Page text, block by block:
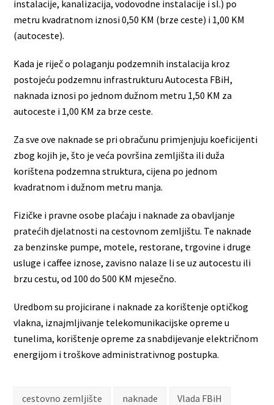
instalacije, kanalizacija, vodovodne instalacije i sl.) po
metru kvadratnom iznosi 0,50 KM (brze ceste) i 1,00 KM
(autoceste).
Kada je riječ o polaganju podzemnih instalacija kroz
postojeću podzemnu infrastrukturu Autocesta FBiH,
naknada iznosi po jednom dužnom metru 1,50 KM za
autoceste i 1,00 KM za brze ceste.
Za sve ove naknade se pri obračunu primjenjuju koeficijenti
zbog kojih je, što je veća površina zemljišta ili duža
korištena podzemna struktura, cijena po jednom
kvadratnom i dužnom metru manja.
Fizičke i pravne osobe plaćaju i naknade za obavljanje
pratećih djelatnosti na cestovnom zemljištu. Te naknade
za benzinske pumpe, motele, restorane, trgovine i druge
usluge i caffee iznose, zavisno nalaze li se uz autocestu ili
brzu cestu, od 100 do 500 KM mjesečno.
Uredbom su projicirane i naknade za korištenje optičkog
vlakna, iznajmljivanje telekomunikacijske opreme u
tunelima, korištenje opreme za snabdijevanje električnom
energijom i troškove administrativnog postupka.
cestovno zemljište naknade Vlada FBiH